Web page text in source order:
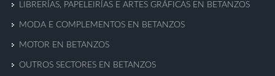
LIBRERÍAS, PAPELEIRÍAS E ARTES GRÁFICAS EN BETANZOS
MODA E COMPLEMENTOS EN BETANZOS
MOTOR EN BETANZOS
OUTROS SECTORES EN BETANZOS